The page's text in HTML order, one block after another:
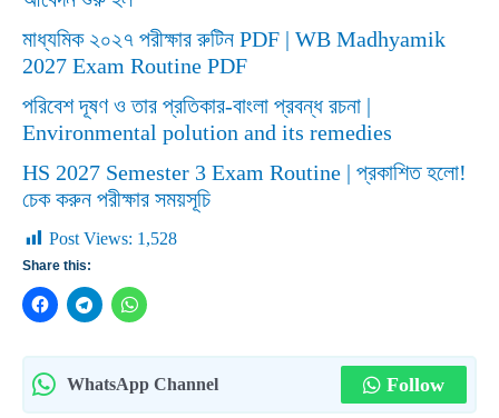
মাধ্যমিক ২০২৭ পরীক্ষার রুটিন PDF | WB Madhyamik
2027 Exam Routine PDF
পরিবেশ দূষণ ও তার প্রতিকার-বাংলা প্রবন্ধ রচনা |
Environmental polution and its remedies
HS 2027 Semester 3 Exam Routine | প্রকাশিত হলো!
চেক করুন পরীক্ষার সময়সূচি
Post Views: 1,528
Share this:
WhatsApp Channel Follow